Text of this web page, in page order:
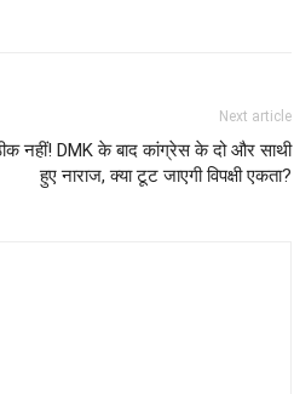
Next article
नहीं! DMK के बाद कांग्रेस के दो और साथी
हुए नाराज, क्या टूट जाएगी विपक्षी एकता?